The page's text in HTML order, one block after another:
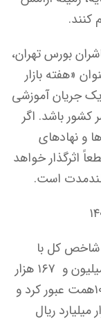
کنند.
بورس تهران،
«هفته بازار
یک جریان آموزشی
کشور باشد. اگر
و نهادهای
اثرگذار خواهد
است.
شاخص کل با
صعود بالای ۷ هزار واحدی، به سطح ۳ میلیون و ۱۶۷ هزار
واحد رسید. ارزش معاملات خرد نیز از مرز ۱۰همت عبور کرد و
به رقم ۹۴,۲۲۰,۶۵۵.۹۷۳ هزار میلیارد ریال